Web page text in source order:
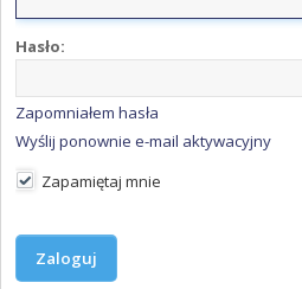
Hasło:
Zapomniałem hasła
Wyślij ponownie e-mail aktywacyjny
Zapamiętaj mnie